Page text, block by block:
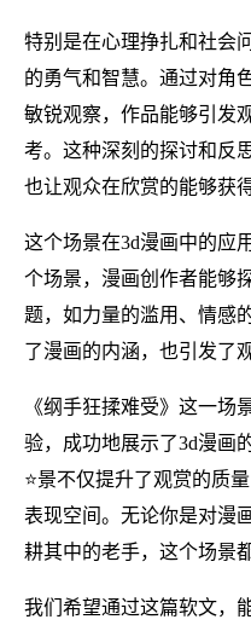
特别是在心理挣扎和社会
的勇气和智慧。通过对角
敏锐观察，作品能够引发
考。这种深刻的探讨和反
也让观众在欣赏的能够获
这个场景在3d漫画中的应
个场景，漫画创作者能够
题，如力量的滥用、情感
了漫画的内涵，也引发了
《纲手狂揉难受》这一场
验，成功地展示了3d漫画
⭐景不仅提升了观赏的质
表现空间。无论你是对漫
耕其中的老手，这个场景
我们希望通过这篇软文，